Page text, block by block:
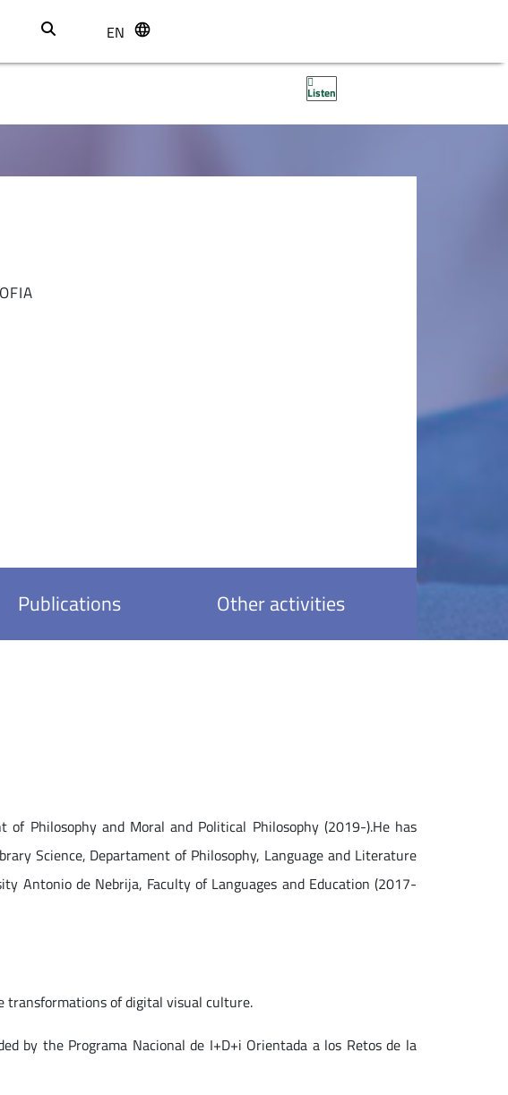
BuscarEN
Listen
Publications Other activities
Philosophy and Moral and Political Philosophy (2019-).He has
Science, Departament of Philosophy, Language and Literature
Antonio de Nebrija, Faculty of Languages and Education (2017-
transformations of digital visual culture.
by the Programa Nacional de I+D+i Orientada a los Retos de la